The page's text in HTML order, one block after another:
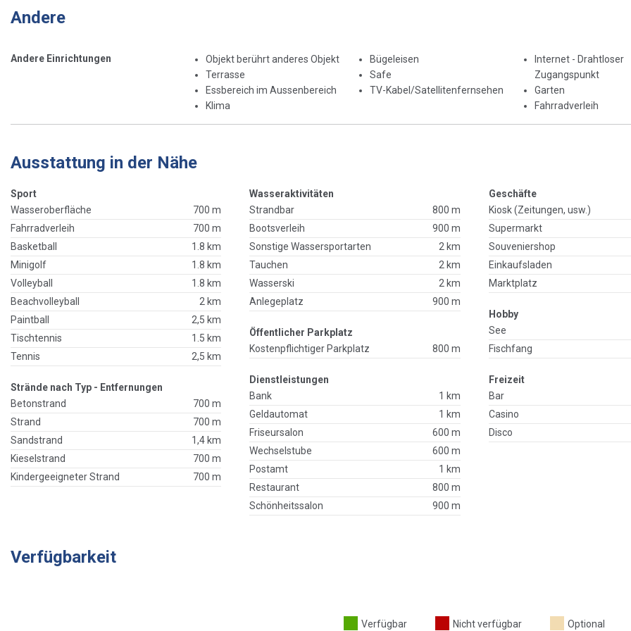
Andere
Andere Einrichtungen
Objekt berührt anderes Objekt
Terrasse
Essbereich im Aussenbereich
Klima
Bügeleisen
Safe
TV-Kabel/Satellitenfernsehen
Internet - Drahtloser
Zugangspunkt
Garten
Fahrradverleih
Ausstattung in der Nähe
Sport
Wasseroberfläche
700 m
Fahrradverleih
700 m
Basketball
1.8 km
Minigolf
1.8 km
Volleyball
1.8 km
Beachvolleyball
2 km
Paintball
2,5 km
Tischtennis
1.5 km
Tennis
2,5 km
Strände nach Typ - Entfernungen
Betonstrand
700 m
Strand
700 m
Sandstrand
1,4 km
Kieselstrand
700 m
Kindergeeigneter Strand
700 m
Wasseraktivitäten
Strandbar
800 m
Bootsverleih
900 m
Sonstige Wassersportarten
2 km
Tauchen
2 km
Wasserski
2 km
Anlegeplatz
900 m
Öffentlicher Parkplatz
Kostenpflichtiger Parkplatz
800 m
Dienstleistungen
Bank
1 km
Geldautomat
1 km
Friseursalon
600 m
Wechselstube
600 m
Postamt
1 km
Restaurant
800 m
Schönheitssalon
900 m
Geschäfte
Kiosk (Zeitungen, usw.)
Supermarkt
Souveniershop
Einkaufsladen
Marktplatz
Hobby
See
Fischfang
Freizeit
Bar
Casino
Disco
Verfügbarkeit
Verfügbar Nicht verfügbar Optional